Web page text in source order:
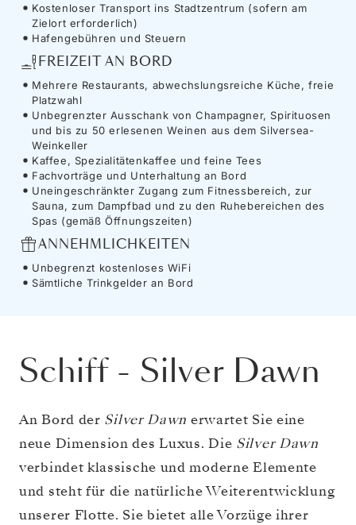
Kostenloser Transport ins Stadtzentrum (sofern am
Zielort erforderlich)
Hafengebühren und Steuern
FREIZEIT AN BORD
Mehrere Restaurants, abwechslungsreiche Küche, freie
Platzwahl
Unbegrenzter Ausschank von Champagner, Spirituosen
und bis zu 50 erlesenen Weinen aus dem Silversea-
Weinkeller
Kaffee, Spezialitätenkaffee und feine Tees
Fachvorträge und Unterhaltung an Bord
Uneingeschränkter Zugang zum Fitnessbereich, zur
Sauna, zum Dampfbad und zu den Ruhebereichen des
Spas (gemäß Öffnungszeiten)
ANNEHMLICHKEITEN
Unbegrenzt kostenloses WiFi
Sämtliche Trinkgelder an Bord
Schiff- Silver Dawn
An Bord der Silver Dawn erwartet Sie eine
neue Dimension des Luxus. Die Silver Dawn
verbindet klassische und moderne Elemente
und steht für die natürliche Weiterentwicklung
unserer Flotte. Sie bietet alle Vorzüge ihrer